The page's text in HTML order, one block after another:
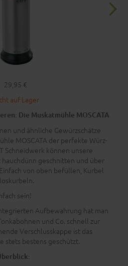
29,95 €
auf Lager
Die Muskatmühle MOSCATA
und ähnliche Gewürzschätze
MOSCATA der perfekte Würz-
Schneidwerk können unsere
hauchdünn geschnitten und über
von oben befüllen, Kurbel
sein!
Aufbewahrung hat man
und Co. schnell zur
Verschlusskappe ist das
stets bestens geschützt.